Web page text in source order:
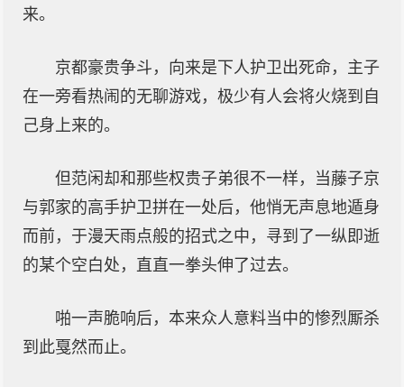
来。
京都豪贵争斗，向来是下人护卫出死命，主子
在一旁看热闹的无聊游戏，极少有人会将火烧到自
己身上来的。
但范闲却和那些权贵子弟很不一样，当藤子京
与郭家的高手护卫拼在一处后，他悄无声息地遁身
而前，于漫天雨点般的招式之中，寻到了一纵即逝
的某个空白处，直直一拳头伸了过去。
啪一声脆响后，本来众人意料当中的惨烈厮杀
到此戛然而止。